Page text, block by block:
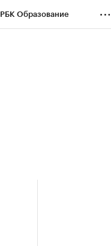
РБК Образование